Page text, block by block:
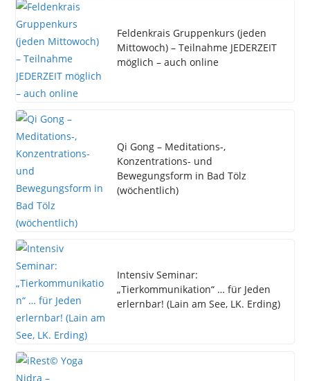
Feldenkrais Gruppenkurs (jeden
Mittowoch) – Teilnahme JEDERZEIT
möglich – auch online
Qi Gong – Meditations-,
Konzentrations- und
Bewegungsform in Bad Tölz
(wöchentlich)
Intensiv Seminar:
„Tierkommunikation“ … für Jeden
erlernbar! (Lain am See, LK. Erding)